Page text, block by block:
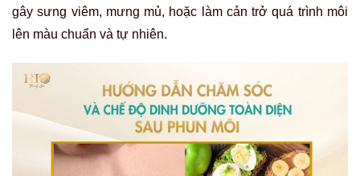
gây sưng viêm, mưng mủ, hoặc làm cản trở quá trình môi
lên màu chuẩn và tự nhiên.